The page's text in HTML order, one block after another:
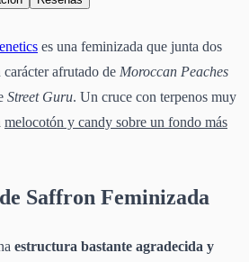
es una feminizada que junta dos
afrutado de Moroccan Peaches
Street Guru. Un cruce con terpenos muy
melocotón y candy sobre un fondo más
Saffron Feminizada
estructura bastante agradecida y